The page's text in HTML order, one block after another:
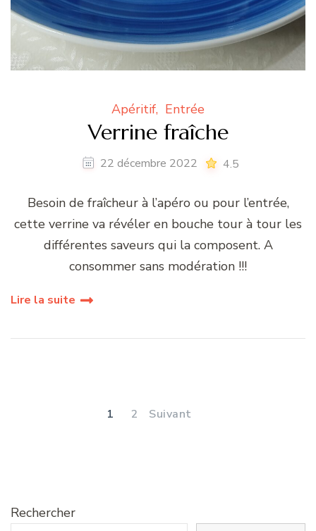
Apéritif Entrée
Verrine fraîche
22 décembre 2022 4.5
Besoin de fraîcheur à l’apéro ou pour l’entrée,
cette verrine va révéler en bouche tour à tour les
différentes saveurs qui la composent. A
consommer sans modération !!!
Lire la suite
PAGE
1 PAGE
2 Suivant
Rechercher